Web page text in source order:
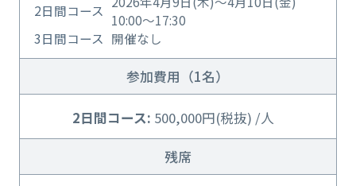
2日間コース
10:00～17:30
3日間コース 開催なし
参加費用（1名）
2日間コース: 500,000円(税抜) /人
残席